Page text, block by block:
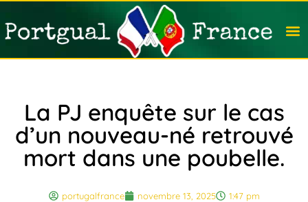
La PJ enquête sur le cas
d’un nouveau-né retrouvé
mort dans une poubelle.
portugalfrance novembre 13, 2025
1:47 pm